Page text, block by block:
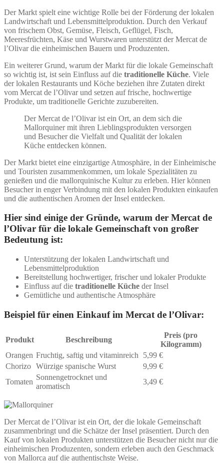
Der Markt spielt eine wichtige Rolle bei der Förderung der lokalen
Landwirtschaft und Lebensmittelproduktion. Durch den Verkauf
von frischem Obst, Gemüse, Fleisch, Geflügel, Fisch,
Meeresfrüchten, Käse und Wurstwaren unterstützt der Mercat de
l’Olivar die einheimischen Bauern und Produzenten.
Ein weiterer Grund, warum der Markt für die lokale Gemeinschaft
so wichtig ist, ist sein Einfluss auf die traditionelle Küche. Viele
der lokalen Restaurants und Köche beziehen ihre Zutaten direkt
vom Mercat de l’Olivar und setzen auf frische, hochwertige
Produkte, um traditionelle Gerichte zuzubereiten.
Der Mercat de l’Olivar ist ein Ort, an dem sich die
Mallorquiner mit ihren Lieblingsprodukten versorgen
und Besucher die Vielfalt und Qualität der lokalen
Küche entdecken können.
Der Markt bietet eine einzigartige Atmosphäre, in der Einheimische
und Touristen zusammenkommen, um lokale Spezialitäten zu
genießen und die mallorquinische Kultur zu erleben. Hier können
Besucher in enger Verbindung mit den lokalen Produkten einkaufen
und die authentischen Aromen der Insel entdecken.
Hier sind einige der Gründe, warum der Mercat de
l’Olivar für die lokale Gemeinschaft von großer
Bedeutung ist:
Unterstützung der lokalen Landwirtschaft und
Lebensmittelproduktion
Bereitstellung hochwertiger, frischer und lokaler Produkte
Einfluss auf die traditionelle Küche der Insel
Gemütliche und authentische Atmosphäre
Beispiel für einen Einkauf im Mercat de l’Olivar:
Produkt Beschreibung
Preis (pro
Kilogramm)
Orangen Fruchtig, saftig und vitaminreich
5,99 €
Chorizo Würzige spanische Wurst
9,99 €
Tomaten
Sonnengetrocknet und
aromatisch
3,49 €
Der Mercat de l’Olivar ist ein Ort, der die lokale Gemeinschaft
zusammenbringt und die Schätze der Insel präsentiert. Durch den
Kauf von lokalen Produkten unterstützen die Besucher nicht nur die
einheimischen Produzenten, sondern erleben auch den Geschmack
von Mallorca auf die authentischste Weise.